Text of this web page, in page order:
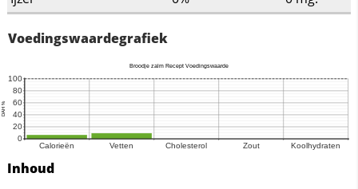
Voedingswaardegrafiek
Inhoud